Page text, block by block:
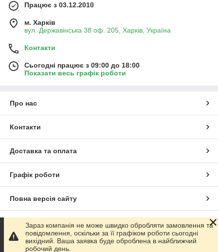
Працює з 03.12.2010
м. Харків
вул. Державінська 38 оф. 205, Харків, Україна
Контакти
Сьогодні працює з 09:00 до 18:00
Показати весь графік роботи
Про нас
Контакти
Доставка та оплата
Графік роботи
Повна версія сайту
Сайт створено на маркетплейсі Prom.ua
Політика конфіденційності
Зараз компанія не може швидко обробляти замовлення та
повідомлення, оскільки за її графіком роботи сьогодні
вихідний. Ваша заявка буде оброблена в найближчий
робочий день.